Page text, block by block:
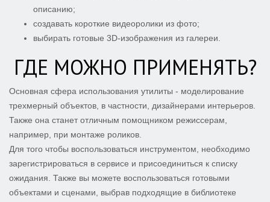
описанию;
создавать короткие видеоролики из фото;
выбирать готовые 3D-изображения из галереи.
ГДЕ МОЖНО ПРИМЕНЯТЬ?
Основная сфера использования утилиты - моделирование
трехмерный объектов, в частности, дизайнерами интерьеров.
Также она станет отличным помощником режиссерам,
например, при монтаже роликов.
Для того чтобы воспользоваться инструментом, необходимо
зарегистрироваться в сервисе и присоединиться к списку
ожидания. Также вы можете воспользоваться готовыми
объектами и сценами, выбрав подходящие в библиотеке